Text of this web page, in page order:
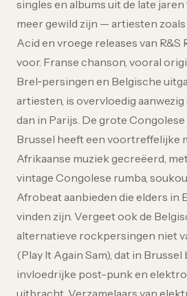
singles en albums uit de late
meer gewild zijn — artiesten
Acid en vroege releases van R&S
voor. Franse chanson, vooral
Brel‑persingen en Belgische
artiesten, is overvloedig
dan in Parijs. De grote
Brussel heeft een voortreffelijke
Afrikaanse muziek gecreëerd,
vintage Congolese rumba,
Afrobeat aanbieden die elders in
vinden zijn. Vergeet ook de
alternatieve rockpersingen niet
(Play It Again Sam), dat in Brussel
invloedrijke post-punk en
uitbracht. Verzamelaars van